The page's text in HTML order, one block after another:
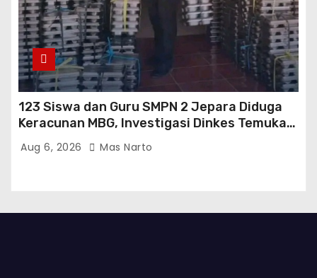
123 Siswa dan Guru SMPN 2 Jepara Diduga
Keracunan MBG, Investigasi Dinkes Temukan
Sejumlah Pelanggaran di Dapur SPPG
Aug 6, 2026 Mas Narto